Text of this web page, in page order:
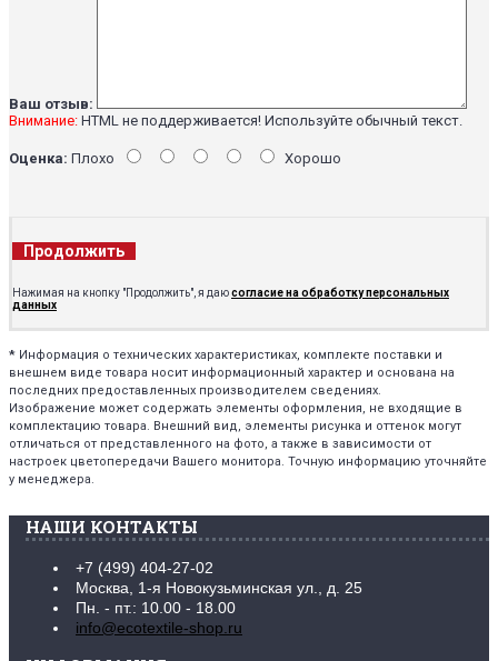
Ваш отзыв:
Внимание: HTML не поддерживается! Используйте обычный текст.
Оценка: Плохо Хорошо
Продолжить
Нажимая на кнопку "Продолжить", я даюсогласие на обработку персональных
данных
* Информация о технических характеристиках, комплекте поставки и
внешнем виде товара носит информационный характер и основана на
последних предоставленных производителем сведениях.
Изображение может содержать элементы оформления, не входящие в
комплектацию товара. Внешний вид, элементы рисунка и оттенок могут
отличаться от представленного на фото, а также в зависимости от
настроек цветопередачи Вашего монитора. Точную информацию уточняйте
у менеджера.
НАШИ КОНТАКТЫ
+7 (499) 404-27-02
Москва, 1-я Новокузьминская ул., д. 25
Пн. - пт.: 10.00 - 18.00
info@ecotextile-shop.ru